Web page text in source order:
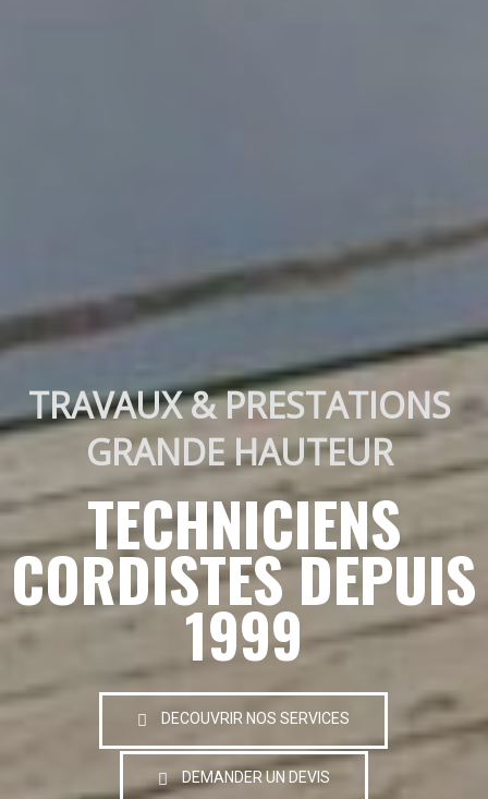
TRAVAUX & PRESTATIONS
GRANDE HAUTEUR
TECHNICIENS
CORDISTES DEPUIS
1999
DECOUVRIR NOS SERVICES
DEMANDER UN DEVIS